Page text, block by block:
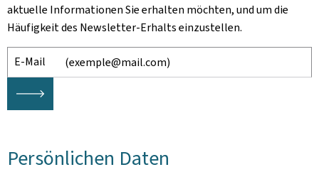
aktuelle Informationen Sie erhalten möchten, und um die
Häufigkeit des Newsletter-Erhalts einzustellen.
E-Mail
🡒
Persönlichen Daten